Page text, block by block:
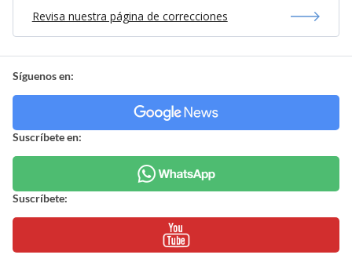
Revisa nuestra página de correcciones
Síguenos en:
Suscríbete en:
Suscríbete: